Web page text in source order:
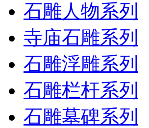
石雕人物系列
寺庙石雕系列
石雕浮雕系列
石雕栏杆系列
石雕墓碑系列